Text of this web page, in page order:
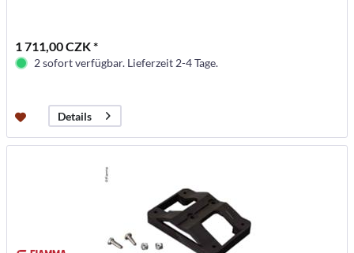
1 711,00 CZK *
2 sofort verfügbar. Lieferzeit 2-4 Tage.
Details